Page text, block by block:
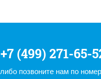
+7 (499) 271-65-
либо позвоните нам по